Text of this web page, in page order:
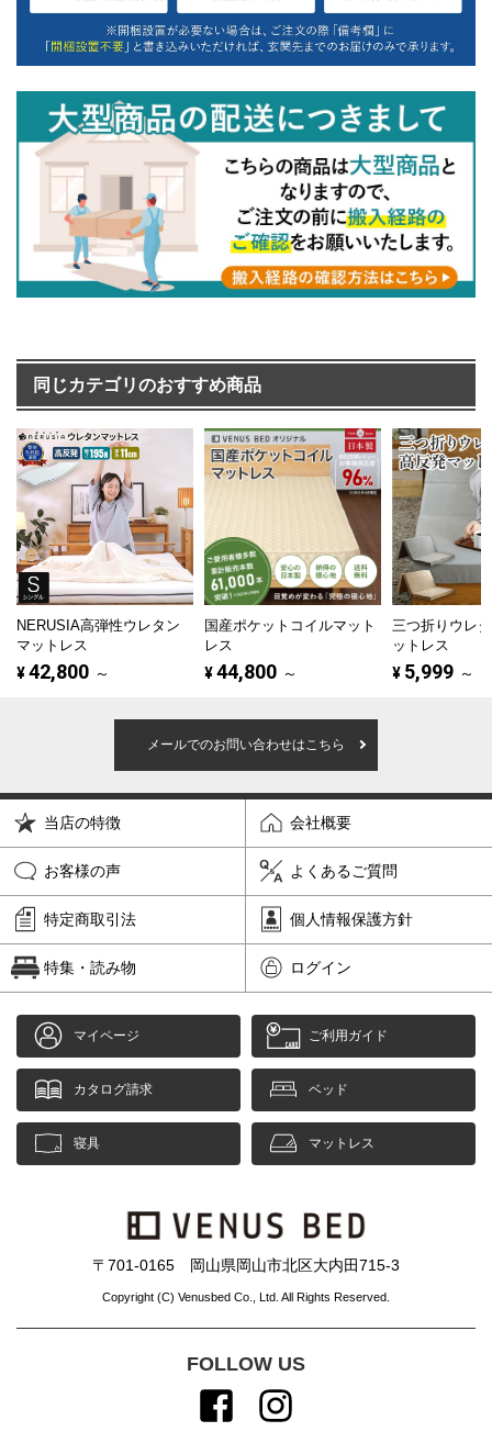
同じカテゴリのおすすめ商品
NERUSIA高弾性ウレタン
マットレス
¥42,800 ～
国産ポケットコイルマット
レス
¥44,800 ～
三つ折りウレ
ットレス
¥ 5,999 ～
メールでのお問い合わせはこちら
当店の特徴 会社概要
お客様の声 よくあるご質問
特定商取引法 個人情報保護方針
特集・読み物 ログイン
マイページ ご利用ガイド
カタログ請求 ベッド
寝具 マットレス
〒701-0165 岡山県岡山市北区大内田715-3
Copyright (C) Venusbed Co., Ltd. All Rights Reserved.
FOLLOW US